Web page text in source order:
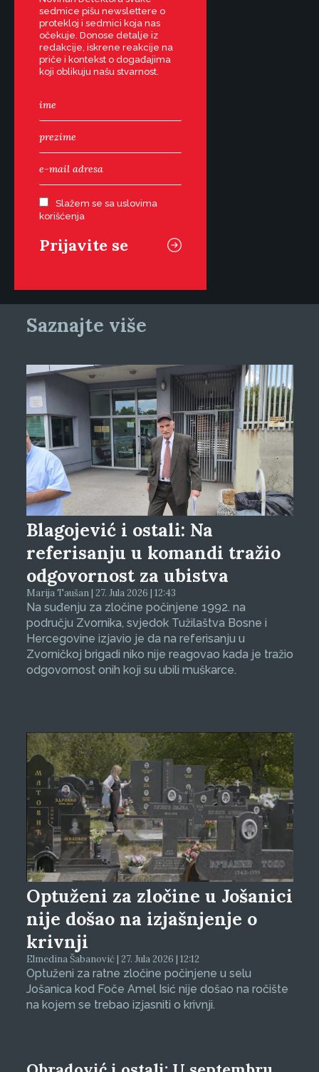
sedmice pišu newslettere o
protekloj i sedmici koja nas
očekuje. Donose detalje iz
redakcije, iskrene reakcije na
priče i kontekst o događajima
koji oblikuju našu stvarnost.
Slažem se sa uslovima
korišćenja
Saznajte više
Blagojević i ostali: Na
referisanju u komandi tražio
odgovornost za ubistva
Marija Taušan | 27. Jula 2026 | 12:43
Na suđenju za zločine počinjene 1992. na
području Zvornika, svjedok Tužilaštva Bosne i
Hercegovine izjavio je da na referisanju u
Zvorničkoj brigadi niko nije reagovao kada je tražio
odgovornost onih koji su ubili muškarce.
Optuženi za zločine u Jošanici
nije došao na izjašnjenje o
krivnji
Elmedina Šabanović | 27. Jula 2026 | 12:12
Optuženi za ratne zločine počinjene u selu
Jošanica kod Foče Amel Isić nije došao na ročište
na kojem se trebao izjasniti o krivnji.